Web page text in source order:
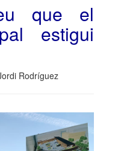
que el
estigui
Rodríguez